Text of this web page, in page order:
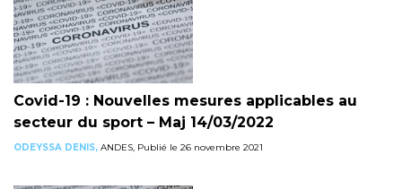
Covid-19 : Nouvelles mesures applicables au
secteur du sport – Maj 14/03/2022
ODEYSSA DENIS, ANDES, Publié le 26 novembre 2021